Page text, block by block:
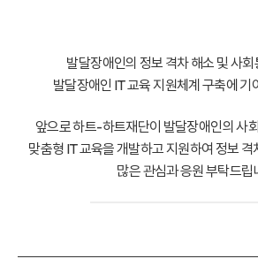
발달장애인의 정보 격차 해소 및 사
발달장애인 IT 교육 지원체계 구축에 기
앞으로 하트-하트재단이 발달장애인의 사
맞춤형 IT 교육을 개발하고 지원하여 정보
많은 관심과 응원 부탁드립